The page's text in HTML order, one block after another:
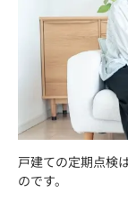
戸建ての定期点検
のです。